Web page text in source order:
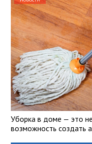
Уборка в доме — это
возможность создать